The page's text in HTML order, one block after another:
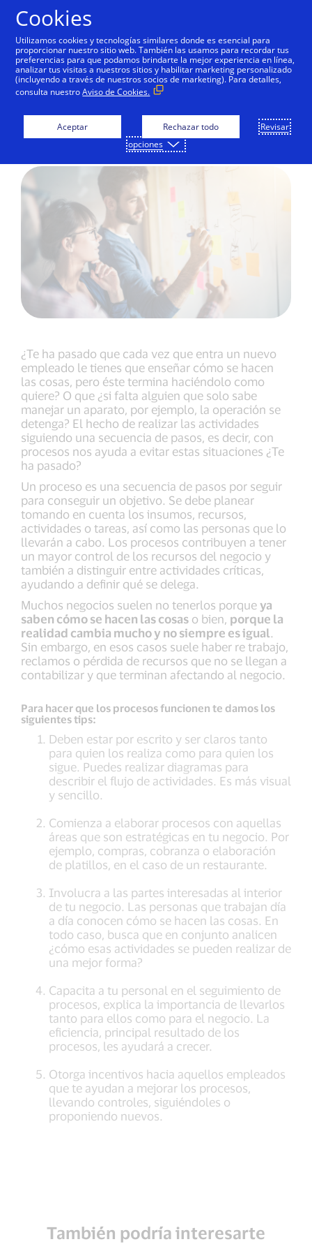
EDUCACIÓN DIGITAL
Haz que los procesos
funcionen en tu negocio
¿Te ha pasado que cada vez que entra un nuevo
empleado le tienes que enseñar cómo se hacen
las cosas, pero éste termina haciéndolo como
quiere? O que ¿si falta alguien que solo sabe
manejar un aparato, por ejemplo, la operación se
detenga? El hecho de realizar las actividades
siguiendo una secuencia de pasos, es decir, con
procesos nos ayuda a evitar estas situaciones ¿Te
ha pasado?
Un proceso es una secuencia de pasos por seguir
para conseguir un objetivo. Se debe planear
tomando en cuenta los insumos, recursos,
actividades o tareas, así como las personas que lo
llevarán a cabo. Los procesos contribuyen a tener
un mayor control de los recursos del negocio y
también a distinguir entre actividades críticas,
ayudando a definir qué se delega.
Muchos negocios suelen no tenerlos porque ya
saben cómo se hacen las cosas o bien, porque la
realidad cambia mucho y no siempre es igual.
Sin embargo, en esos casos suele haber re trabajo,
reclamos o pérdida de recursos que no se llegan a
contabilizar y que terminan afectando al negocio.
Para hacer que los procesos funcionen te damos los
siguientes tips:
Deben estar por escrito y ser claros tanto
para quien los realiza como para quien los
sigue. Puedes realizar diagramas para
describir el flujo de actividades. Es más visual
y sencillo.
Comienza a elaborar procesos con aquellas
áreas que son estratégicas en tu negocio. Por
ejemplo, compras, cobranza o elaboración
de platillos, en el caso de un restaurante.
Involucra a las partes interesadas al interior
de tu negocio. Las personas que trabajan día
a día conocen cómo se hacen las cosas. En
todo caso, busca que en conjunto analicen
¿cómo esas actividades se pueden realizar de
una mejor forma?
Capacita a tu personal en el seguimiento de
procesos, explica la importancia de llevarlos
tanto para ellos como para el negocio. La
eficiencia, principal resultado de los
procesos, les ayudará a crecer.
Otorga incentivos hacia aquellos empleados
que te ayudan a mejorar los procesos,
llevando controles, siguiéndoles o
proponiendo nuevos.
También podría interesarte
Cookies
Utilizamos cookies y tecnologías similares donde es esencial para
proporcionar nuestro sitio web. También las usamos para recordar tus
preferencias para que podamos brindarte la mejor experiencia en línea,
analizar tus visitas a nuestros sitios y habilitar marketing personalizado
(incluyendo a través de nuestros socios de marketing). Para detalles,
consulta nuestroAviso de Cookies.
Aceptar Rechazar todo
Revisar
opciones